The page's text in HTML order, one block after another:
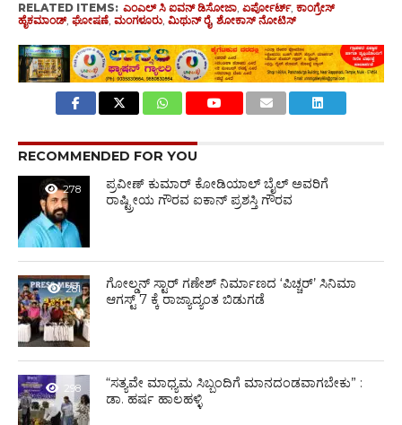
RELATED ITEMS: ಎಂಎಲ್ ಸಿ ಐವನ್ ಡಿಸೋಜಾ, ಏರ್ಪೋರ್ಟ್, ಕಾಂಗ್ರೇಸ್
ಹೈಕಮಾಂಡ್, ಘೋಷಣೆ, ಮಂಗಳೂರು, ಮಿಥುನ್ ರೈ, ಶೋಕಾಸ್ ನೋಟಿಸ್‌
RECOMMENDED FOR YOU
278
ಪ್ರವೀಣ್ ಕುಮಾರ್ ಕೋಡಿಯಾಲ್ ಬೈಲ್ ಅವರಿಗೆ
ರಾಷ್ಟ್ರೀಯ ಗೌರವ ಐಕಾನ್ ಪ್ರಶಸ್ತಿ ಗೌರವ
281
ಗೋಲ್ಡನ್‌ ಸ್ಟಾರ್‌ ಗಣೇಶ್‌ ನಿರ್ಮಾಣದ ‘ಪಿಚ್ಚರ್’ ಸಿನಿಮಾ
ಆಗಸ್ಟ್ 7 ಕ್ಕೆ ರಾಜ್ಯಾದ್ಯಂತ ಬಿಡುಗಡೆ
298
“ಸತ್ಯವೇ ಮಾಧ್ಯಮ ಸಿಬ್ಬಂದಿಗೆ ಮಾನದಂಡವಾಗಬೇಕು” :
ಡಾ. ಹರ್ಷ ಹಾಲಹಳ್ಳಿ